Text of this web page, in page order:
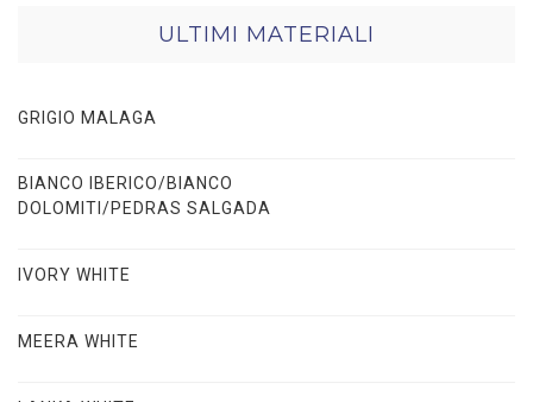
ULTIMI MATERIALI
GRIGIO MALAGA
BIANCO IBERICO/BIANCO
DOLOMITI/PEDRAS SALGADA
IVORY WHITE
MEERA WHITE